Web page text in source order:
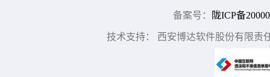
备案号： 陇ICP备
技术支持： 西安博达软件股份有限责